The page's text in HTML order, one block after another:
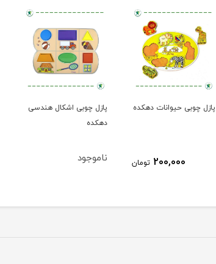
پازل چوبی حیوانات دهکده
200,000 تومان
پازل چوبی اشکال هندسی
دهکده
ناموجود